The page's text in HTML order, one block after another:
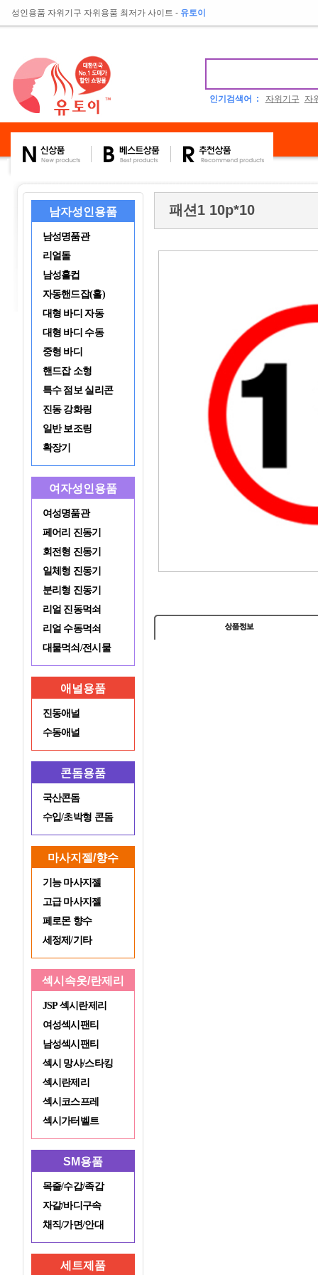
성인용품 자위기구 자위용품 최저가 사이트 - 유토이
인기검색어 : 자위기구 자
남자성인용품
남성명품관
리얼돌
남성홀컵
자동핸드잡(홀)
대형 바디 자동
대형 바디 수동
중형 바디
핸드잡 소형
특수 점보 실리콘
진동 강화링
일반 보조링
확장기
여자성인용품
여성명품관
페어리 진동기
회전형 진동기
일체형 진동기
분리형 진동기
리얼 진동먹쇠
리얼 수동먹쇠
대물먹쇠/전시물
애널용품
진동애널
수동애널
콘돔용품
국산콘돔
수입/초박형 콘돔
마사지젤/향수
기능 마사지젤
고급 마사지젤
페로몬 향수
세정제/기타
섹시속옷/란제리
JSP 섹시란제리
여성섹시팬티
남성섹시팬티
섹시 망사/스타킹
섹시란제리
섹시코스프레
섹시가터벨트
SM용품
목줄/수갑/족갑
자갈/바디구속
채직/가면/안대
세트제품
패션1 10p*10